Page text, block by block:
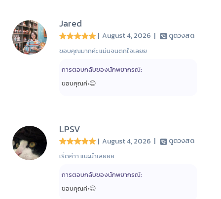
Jared
| August 4, 2026 | ดูดวงสด
ขอบคุณมากค่ะ แม่นจนตกใจเลยย
การตอบกลับของนักพยากรณ์:
ขอบคุณค่ะ😊
LPSV
| August 4, 2026 | ดูดวงสด
เริ่ดค่าา แนะนำเลยยย
การตอบกลับของนักพยากรณ์:
ขอบคุณค่ะ😊